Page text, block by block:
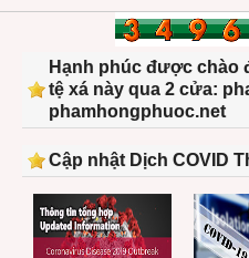
Hạnh phúc được chào
tệ xá này qua 2 cửa:
phamhongphuoc.net
Cập nhật Dịch COVID